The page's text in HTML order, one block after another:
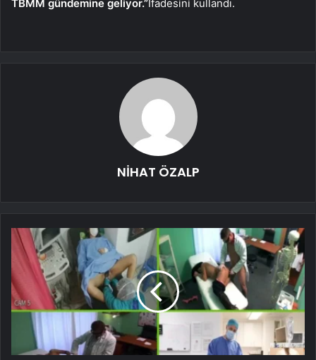
TBMM gündemine geliyor.”İfadesini kullandı.
NİHAT ÖZALP